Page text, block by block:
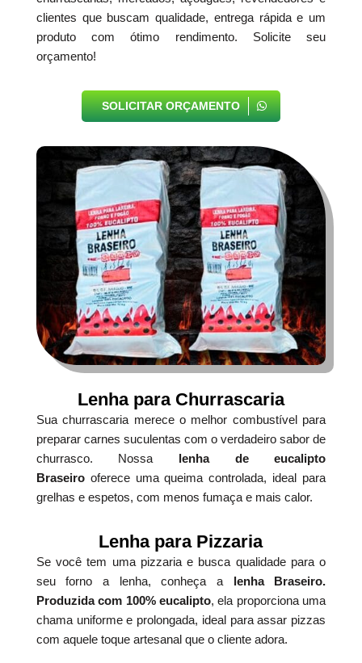
clientes que buscam qualidade, entrega rápida e um
produto com ótimo rendimento. Solicite seu
orçamento!
SOLICITAR ORÇAMENTO
Lenha para Churrascaria
Sua churrascaria merece o melhor combustível para
preparar carnes suculentas com o verdadeiro sabor de
churrasco. Nossa lenha de eucalipto
Braseirooferece uma queima controlada, ideal para
grelhas e espetos, com menos fumaça e mais calor.
Lenha para Pizzaria
Se você tem uma pizzaria e busca qualidade para o
seu forno a lenha, conheça a lenha Braseiro.
Produzida com 100% eucalipto, ela proporciona uma
chama uniforme e prolongada, ideal para assar pizzas
com aquele toque artesanal que o cliente adora.